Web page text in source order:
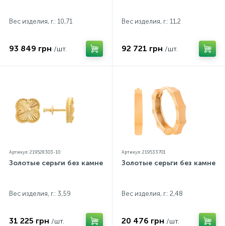
Вес изделия, г.: 10,71
93 849 грн /шт.
Вес изделия, г.: 11,2
92 721 грн /шт.
Артикул: 219528303-10
Золотые серьги без камней
Вес изделия, г.: 3,59
31 225 грн /шт.
Артикул: 219533701
Золотые серьги без камней
Вес изделия, г.: 2,48
20 476 грн /шт.